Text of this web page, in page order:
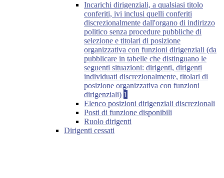
Incarichi dirigenziali, a qualsiasi titolo
conferiti, ivi inclusi quelli conferiti
discrezionalmente dall'organo di indirizzo
politico senza procedure pubbliche di
selezione e titolari di posizione
organizzativa con funzioni dirigenziali (da
pubblicare in tabelle che distinguano le
seguenti situazioni: dirigenti, dirigenti
individuati discrezionalmente, titolari di
posizione organizzativa con funzioni
dirigenziali) 1
Elenco posizioni dirigenziali discrezionali
Posti di funzione disponibili
Ruolo dirigenti
Dirigenti cessati